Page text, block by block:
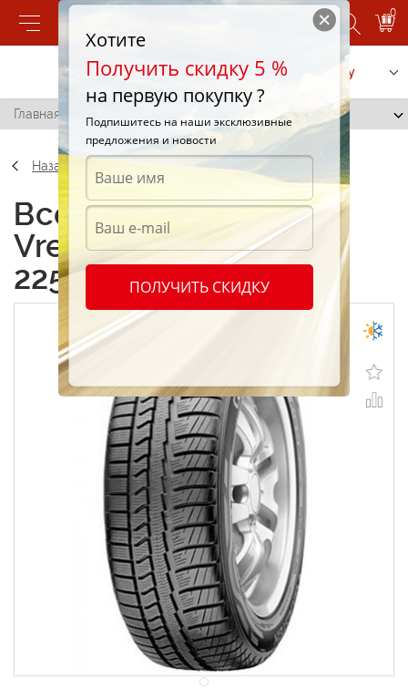
0
Позвонить Заказать услугу
Главная / Vredestein Quatrac 3 225/45 R17 91V
Назад
Всесезонные шины
Vredestein Quatrac 3
225/45 R17 91V
Хотите
Получить скидку 5 %
на первую покупку ?
Подпишитесь на наши эксклюзивные
предложения и новости
ПОЛУЧИТЬ СКИДКУ